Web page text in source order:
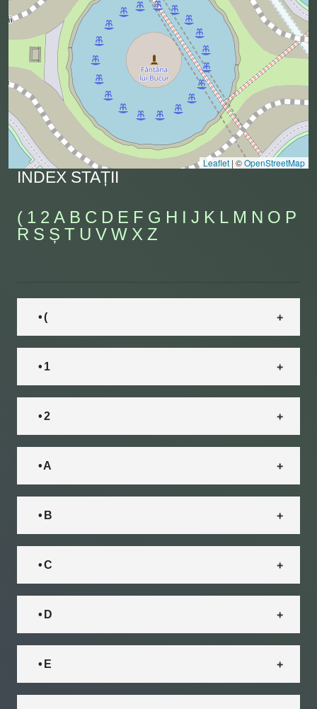
Leaflet | ©OpenStreetMap
INDEX STAȚII
( 1 2 A B C D E F G H I J K L M N O P
R S Ș T U V W X Z
• (
• 1
• 2
• A
• B
• C
• D
• E